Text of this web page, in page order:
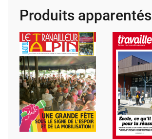
1985
Produits apparentés